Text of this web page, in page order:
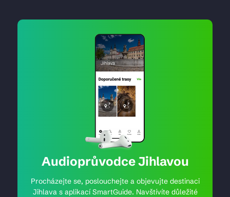
Audioprůvodce Jihlavou
Procházejte se, poslouchejte a objevujte destinaci
Jihlava s aplikací SmartGuide. Navštívíte důležité